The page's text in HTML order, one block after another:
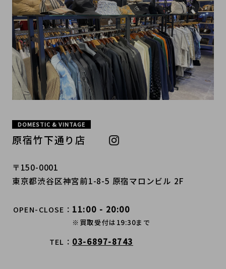
DOMESTIC & VINTAGE
原宿竹下通り店
〒150-0001
東京都渋谷区神宮前1-8-5 原宿マロンビル 2F
OPEN-CLOSE 11:00 - 20:00
※買取受付は19:30まで
TEL 03-6897-8743